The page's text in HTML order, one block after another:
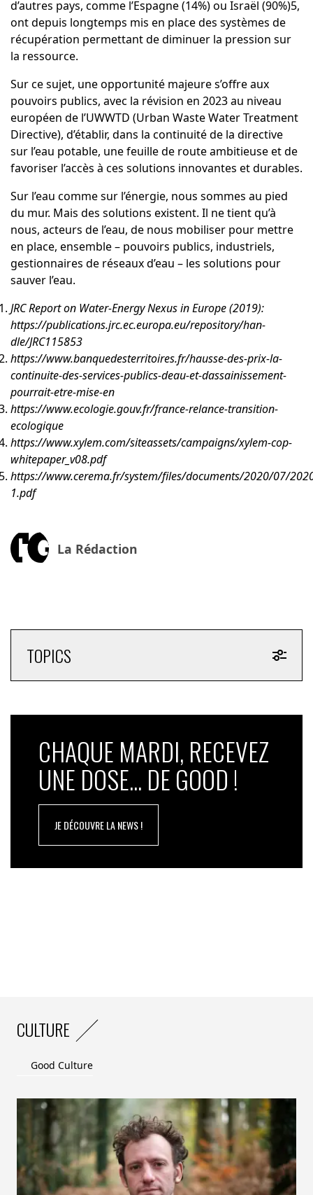
d’autres pays, comme l’Espagne (14%) ou Israël (90%)5,
ont depuis longtemps mis en place des systèmes de
récupération permettant de diminuer la pression sur
la ressource.
Sur ce sujet, une opportunité majeure s’offre aux
pouvoirs publics, avec la révision en 2023 au niveau
européen de l’UWWTD (Urban Waste Water Treatment
Directive), d’établir, dans la continuité de la directive
sur l’eau potable, une feuille de route ambitieuse et de
favoriser l’accès à ces solutions innovantes et durables.
Sur l’eau comme sur l’énergie, nous sommes au pied
du mur. Mais des solutions existent. Il ne tient qu’à
nous, acteurs de l’eau, de nous mobiliser pour mettre
en place, ensemble – pouvoirs publics, industriels,
gestionnaires de réseaux d’eau – les solutions pour
sauver l’eau.
JRC Report on Water-Energy Nexus in Europe (2019):
https://publications.jrc.ec.europa.eu/repository/han-
dle/JRC115853
https://www.banquedesterritoires.fr/hausse-des-prix-la-
continuite-des-services-publics-deau-et-dassainissement-
pourrait-etre-mise-en
https://www.ecologie.gouv.fr/france-relance-transition-
ecologique
https://www.xylem.com/siteassets/campaigns/xylem-cop-
whitepaper_v08.pdf
https://www.cerema.fr/system/files/documents/2020/07/
1.pdf
La Rédaction
TOPICS
CHAQUE MARDI, RECEVEZ
UNE DOSE... DE GOOD !
JE DÉCOUVRE LA NEWS !
CULTURE
Good Culture